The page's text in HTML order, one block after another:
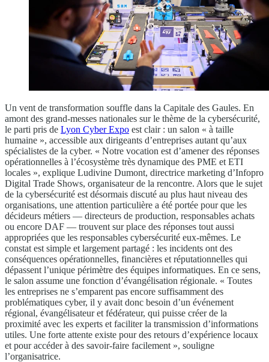
Un vent de transformation souffle dans la Capitale des Gaules. En
amont des grand-messes nationales sur le thème de la cybersécurité,
le parti pris de Lyon Cyber Expo est clair : un salon « à taille
humaine », accessible aux dirigeants d’entreprises autant qu’aux
spécialistes de la cyber. « Notre vocation est d’amener des réponses
opérationnelles à l’écosystème très dynamique des PME et ETI
locales », explique Ludivine Dumont, directrice marketing d’Infopro
Digital Trade Shows, organisateur de la rencontre. Alors que le sujet
de la cybersécurité est désormais discuté au plus haut niveau des
organisations, une attention particulière a été portée pour que les
décideurs métiers — directeurs de production, responsables achats
ou encore DAF — trouvent sur place des réponses tout aussi
appropriées que les responsables cybersécurité eux-mêmes. Le
constat est simple et largement partagé : les incidents ont des
conséquences opérationnelles, financières et réputationnelles qui
dépassent l’unique périmètre des équipes informatiques. En ce sens,
le salon assume une fonction d’évangélisation régionale. « Toutes
les entreprises ne s’emparent pas encore suffisamment des
problématiques cyber, il y avait donc besoin d’un événement
régional, évangélisateur et fédérateur, qui puisse créer de la
proximité avec les experts et faciliter la transmission d’informations
utiles. Une forte attente existe pour des retours d’expérience locaux
et pour accéder à des savoir-faire facilement », souligne
l’organisatrice.